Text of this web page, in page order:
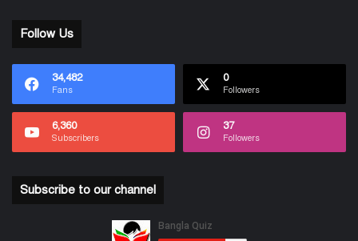
Follow Us
34,482
Fans
0
Followers
6,360
Subscribers
37
Followers
Subscribe to our channel